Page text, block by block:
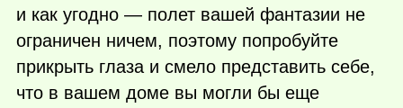
и как угодно — полет вашей фантазии не
ограничен ничем, поэтому попробуйте
прикрыть глаза и смело представить себе,
что в вашем доме вы могли бы еще